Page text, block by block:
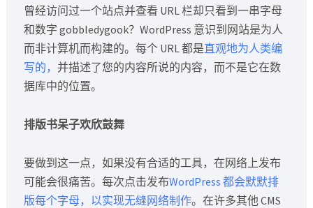
曾经访问过一个站点并查看 URL 栏却只看到一串字母
和数字 gobbledygook？WordPress 意识到网站是为人
而非计算机而构建的。每个 URL 都是直观地为人类编
写的， 并描述了您的内容所说的内容，而不是它在数
据库中的位置。
排版书呆子欢欣鼓舞
要做到这一点，如果没有合适的工具，在网络上发布
可能会很痛苦。每次点击发布WordPress 都会默默排
版每个字母，以实现无缝网络制作。在许多其他 CMS